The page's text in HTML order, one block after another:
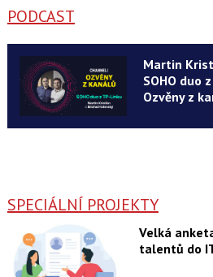
PODCAST
Martin
SOHO duo
Ozvěny z
SPECIÁLNÍ PROJEKTY
Velká
talentů do